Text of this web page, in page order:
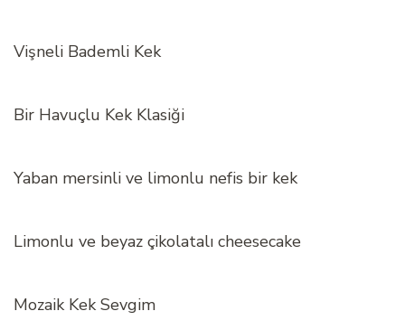
Vişneli Bademli Kek
Bir Havuçlu Kek Klasiği
Yaban mersinli ve limonlu nefis bir kek
Limonlu ve beyaz çikolatalı cheesecake
Mozaik Kek Sevgim